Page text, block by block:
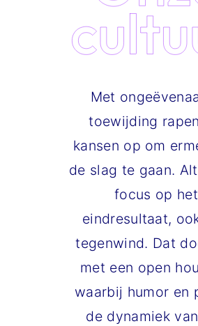
Met
toewijding
kansen op om
de slag te gaan.
focus op het
eindresultaat,
tegenwind. Dat
met een open
waarbij humor en
de dynamiek